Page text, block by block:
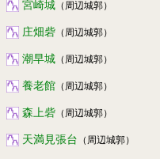
宮崎城 （周辺城郭）
庄畑砦 （周辺城郭）
潮早城 （周辺城郭）
養老館 （周辺城郭）
森上砦 （周辺城郭）
天満見張台 （周辺城郭）